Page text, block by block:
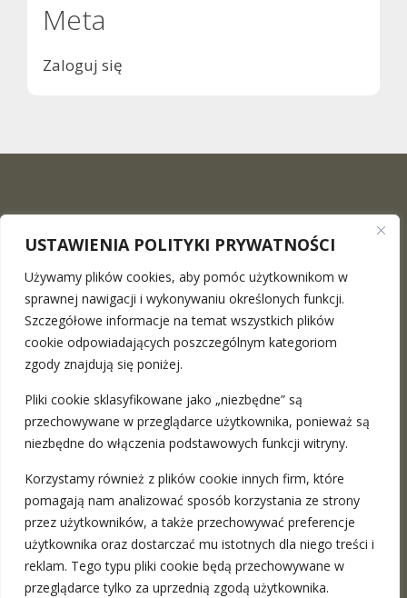
USTAWIENIA POLITYKI PRYWATNOŚCI
Używamy plików cookies, aby pomóc użytkownikom w
sprawnej nawigacji i wykonywaniu określonych funkcji.
Szczegółowe informacje na temat wszystkich plików
cookie odpowiadających poszczególnym kategoriom
zgody znajdują się poniżej.
Pliki cookie sklasyfikowane jako „niezbędne” są
przechowywane w przeglądarce użytkownika, ponieważ są
niezbędne do włączenia podstawowych funkcji witryny.
Korzystamy również z plików cookie innych firm, które
pomagają nam analizować sposób korzystania ze strony
przez użytkowników, a także przechowywać preferencje
użytkownika oraz dostarczać mu istotnych dla niego treści i
reklam. Tego typu pliki cookie będą przechowywane w
przeglądarce tylko za uprzednią zgodą użytkownika.
Meta
Zaloguj się
The Maciej Surowiec Law Firmis a place where you can
find a professional legal advice in the full range. We provide
remote onesmore
ADRESY:
Warszawa, ul. Nowy Świat 49 / 201
Katowice, ul. Francuska 35